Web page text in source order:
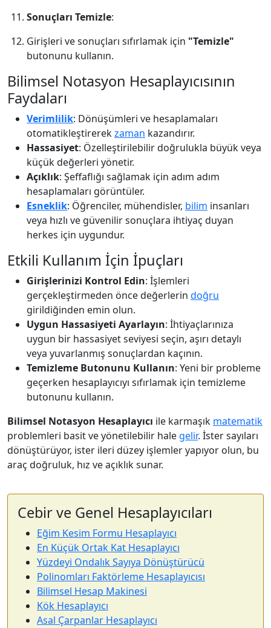
Sonuçları Temizle:
Girişleri ve sonuçları sıfırlamak için "Temizle"
butonunu kullanın.
Bilimsel Notasyon Hesaplayıcısının
Faydaları
Verimlilik: Dönüşümleri ve hesaplamaları
otomatikleştirerekzaman kazandırır.
Hassasiyet: Özelleştirilebilir doğrulukla büyük veya
küçük değerleri yönetir.
Açıklık: Şeffaflığı sağlamak için adım adım
hesaplamaları görüntüler.
Esneklik: Öğrenciler, mühendisler, bilim insanları
veya hızlı ve güvenilir sonuçlara ihtiyaç duyan
herkes için uygundur.
Etkili Kullanım İçin İpuçları
Girişlerinizi Kontrol Edin: İşlemleri
gerçekleştirmeden önce değerlerin doğru
girildiğinden emin olun.
Uygun Hassasiyeti Ayarlayın: İhtiyaçlarınıza
uygun bir hassasiyet seviyesi seçin, aşırı detaylı
veya yuvarlanmış sonuçlardan kaçının.
Temizleme Butonunu Kullanın: Yeni bir probleme
geçerken hesaplayıcıyı sıfırlamak için temizleme
butonunu kullanın.
Bilimsel Notasyon Hesaplayıcı ile karmaşık matematik
problemleri basit ve yönetilebilir hale gelir. İster sayıları
dönüştürüyor, ister ileri düzey işlemler yapıyor olun, bu
araç doğruluk, hız ve açıklık sunar.
Cebir ve Genel Hesaplayıcıları
Eğim Kesim Formu Hesaplayıcı
En Küçük Ortak Kat Hesaplayıcı
Yüzdeyi Ondalık Sayıya Dönüştürücü
Polinomları Faktörleme Hesaplayıcısı
Bilimsel Hesap Makinesi
Kök Hesaplayıcı
Asal Çarpanlar Hesaplayıcı